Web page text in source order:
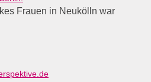
Frauen in Neukölln war